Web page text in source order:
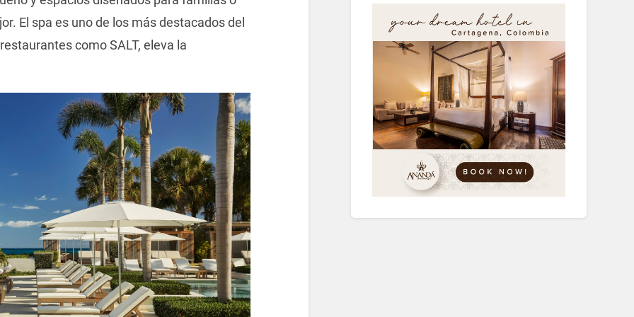
El spa es uno de los más destacados del
como SALT, eleva la